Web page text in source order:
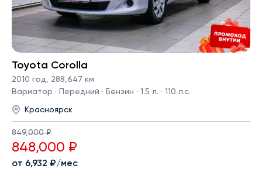
Toyota Corolla
2010 год
288,647 км
Вариатор · Передний · Бензин · 1.5 л. · 110 л.с.
Красноярск
849,000 ₽
848,000 ₽
от 6,932 ₽/мес